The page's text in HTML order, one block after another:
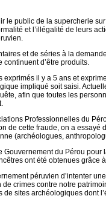
le public de la supercherie
et l’illégalité de leurs
et de séries à la
d’être produits.
exprimés il y a 5 ans et
impliqué soit saisi.
afin que toutes les
Professionnelles du
de cette fraude, on a
(archéologues,
du Pérou
ont été obtenues grâce
péruvien d’intenter
crimes contre notre
sites archéologiques dont